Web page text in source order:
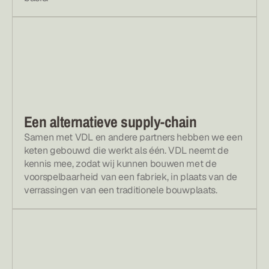
Een alternatieve supply-chain
Samen met VDL en andere partners hebben we een
keten gebouwd die werkt als één. VDL neemt de
kennis mee, zodat wij kunnen bouwen met de
voorspelbaarheid van een fabriek, in plaats van de
verrassingen van een traditionele bouwplaats.